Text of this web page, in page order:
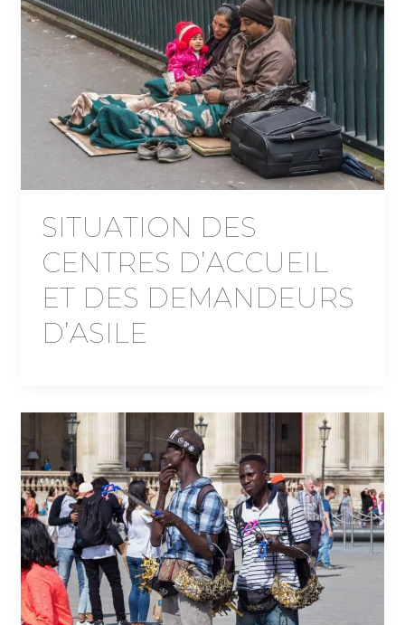
SITUATION DES
CENTRES D’ACCUEIL
ET DES DEMANDEURS
D’ASILE